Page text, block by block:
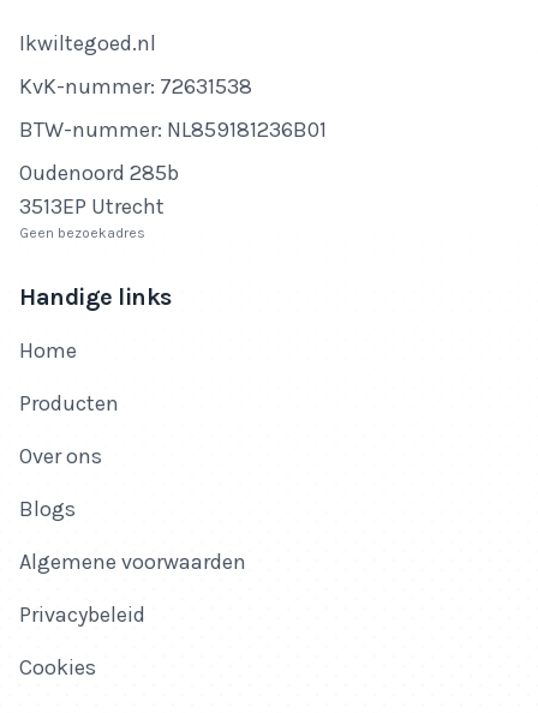
Bedrijfsnaam
Ikwiltegoed.nl
KvK-nummer
KvK-nummer: 72631538
BTW-nummer
BTW-nummer: NL859181236B01
Adres
Oudenoord 285b
3513EP Utrecht
Geen bezoekadres
Handige links
Home
Producten
Over ons
Blogs
Algemene voorwaarden
Privacybeleid
Cookies